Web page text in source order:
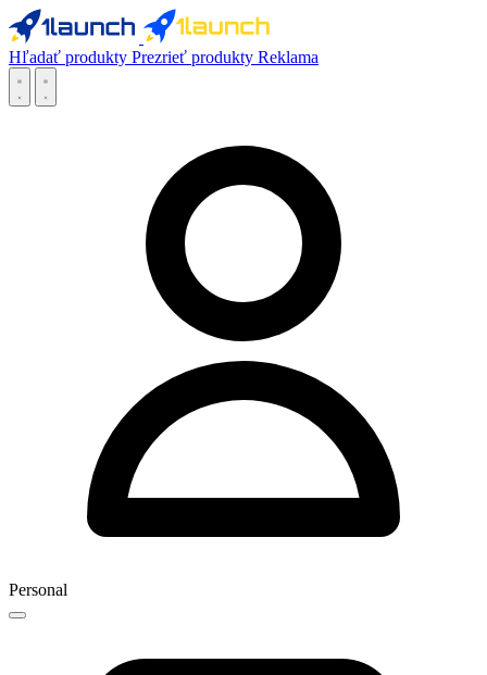
Hľadať produkty Prezrieť produkty Reklama
Personal